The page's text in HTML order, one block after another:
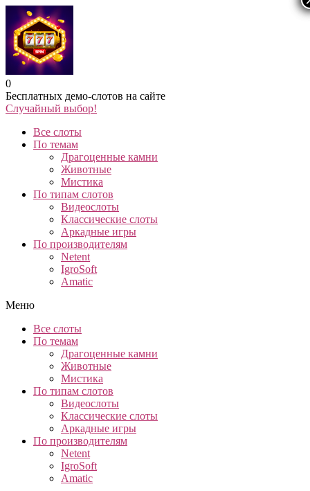
0
Бесплатных демо-слотов на сайте
Случайный выбор!
Все слоты
По темам
Драгоценные камни
Животные
Мистика
По типам слотов
Видеослоты
Классические слоты
Аркадные игры
По производителям
Netent
IgroSoft
Amatic
Меню
Все слоты
По темам
Драгоценные камни
Животные
Мистика
По типам слотов
Видеослоты
Классические слоты
Аркадные игры
По производителям
Netent
IgroSoft
Amatic